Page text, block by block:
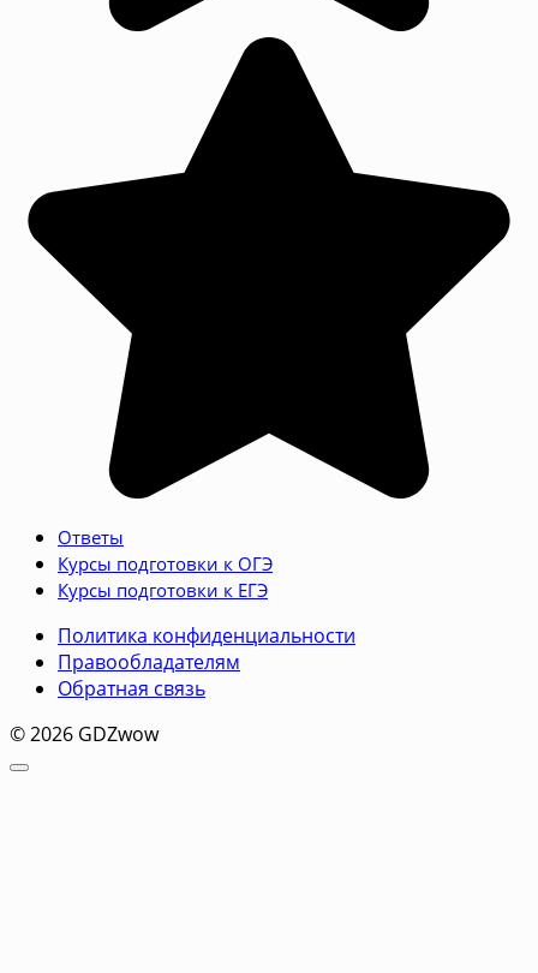
Ответы
Курсы подготовки к ОГЭ
Курсы подготовки к ЕГЭ
Политика конфиденциальности
Правообладателям
Обратная связь
© 2026 GDZwow